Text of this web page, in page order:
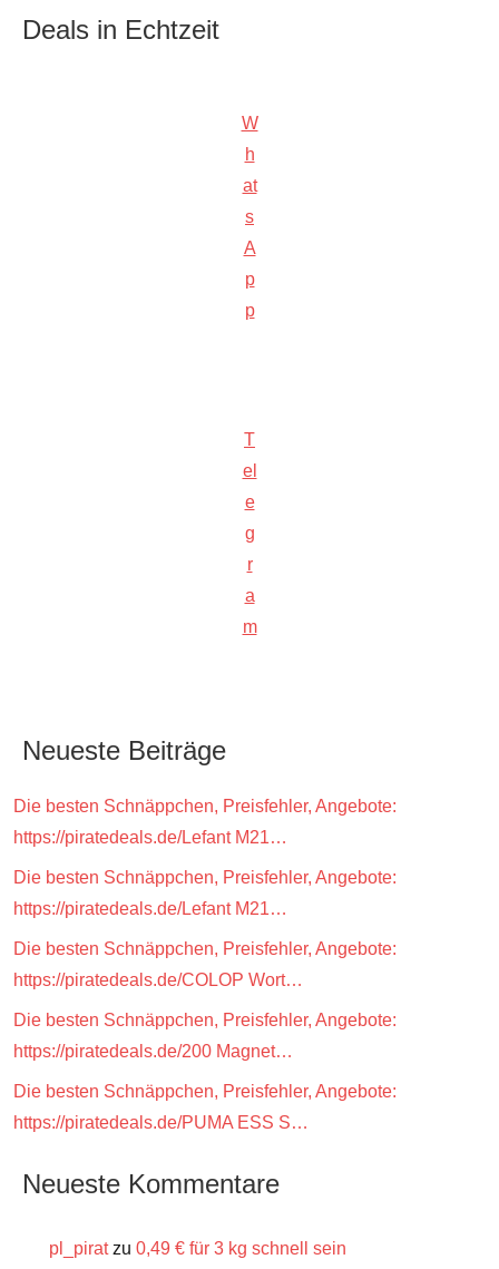
Deals in Echtzeit
W
h
at
s
A
p
p
T
el
e
g
r
a
m
Neueste Beiträge
Die besten Schnäppchen, Preisfehler, Angebote:
https://piratedeals.de/Lefant M21…
Die besten Schnäppchen, Preisfehler, Angebote:
https://piratedeals.de/Lefant M21…
Die besten Schnäppchen, Preisfehler, Angebote:
https://piratedeals.de/COLOP Wort…
Die besten Schnäppchen, Preisfehler, Angebote:
https://piratedeals.de/200 Magnet…
Die besten Schnäppchen, Preisfehler, Angebote:
https://piratedeals.de/PUMA ESS S…
Neueste Kommentare
pl_piratzu 0,49 € für 3 kg schnell sein